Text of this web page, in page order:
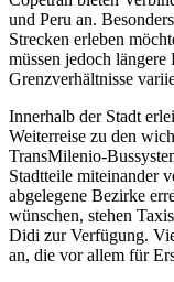
und Peru an.
Strecken erleben
müssen jedoch
Grenzverhältnisse
Innerhalb der Stadt
Weiterreise zu den
TransMilenio-
Stadtteile miteinander
abgelegene Bezirke
wünschen, stehen
Didi zur Verfügung.
an, die vor allem für